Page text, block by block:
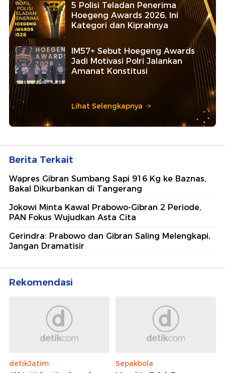
5 Polisi Teladan Penerima
Hoegeng Awards 2026, Ini
Kategori dan Kiprahnya
IM57+ Sebut Hoegeng Awards
Jadi Motivasi Polri Jalankan
Amanat Konstitusi
Lihat Selengkapnya
Berita Terkait
Wapres Gibran Sumbang Sapi 916 Kg ke Baznas,
Bakal Dikurbankan di Tangerang
Jokowi Minta Kawal Prabowo-Gibran 2 Periode,
PAN Fokus Wujudkan Asta Cita
Gerindra: Prabowo dan Gibran Saling Melengkapi,
Jangan Dramatisir
Rekomendasi
detikJatim
Sepakbola